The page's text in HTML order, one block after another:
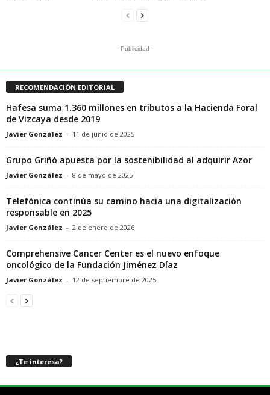
- Publicidad -
RECOMENDACIÓN EDITORIAL
Hafesa suma 1.360 millones en tributos a la Hacienda Foral
de Vizcaya desde 2019
Javier González - 11 de junio de 2025
Grupo Griñó apuesta por la sostenibilidad al adquirir Azor
Javier González - 8 de mayo de 2025
Telefónica continúa su camino hacia una digitalización
responsable en 2025
Javier González - 2 de enero de 2026
Comprehensive Cancer Center es el nuevo enfoque
oncológico de la Fundación Jiménez Díaz
Javier González - 12 de septiembre de 2025
¿Te interesa?